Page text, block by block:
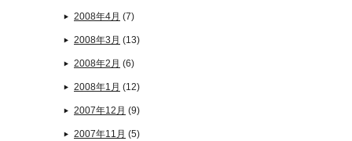
2008年4月 (7)
2008年3月 (13)
2008年2月 (6)
2008年1月 (12)
2007年12月 (9)
2007年11月 (5)